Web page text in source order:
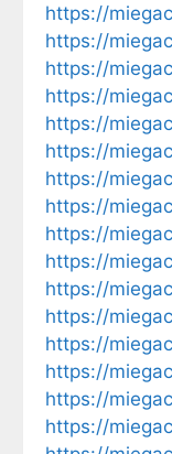
https://
https://
https://
https://
https://
https://
https://
https://
https://
https://
https://
https://
https://
https://
https://
https://